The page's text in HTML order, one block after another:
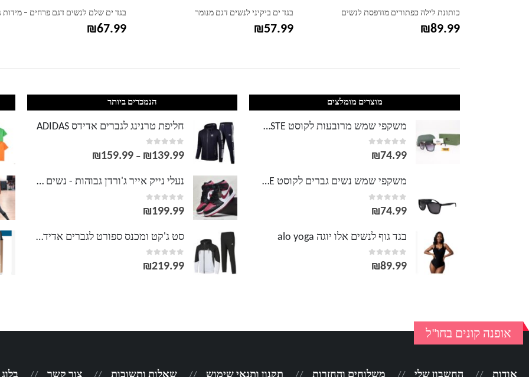
כותונת לילה כפתורים מודפסת לנשים
₪89.99
בגד ים ביקיני לנשים דגם מנומר
₪57.99
בגד ים שלם לנשים דגם פרחים – מידות
₪67.99
מוצרים מומלצים
משקפי שמש מרובעות לקוסט LACOSTE
0
out of 5
₪74.99
משקפי שמש נשים גברים לקוסט LACOSTE
0
out of 5
₪74.99
בגד גוף לנשים אלו יוגה alo yoga
0
out of 5
₪89.99
הנמכרים ביותר
חליפת טרנינג לגברים אדידס ADIDAS
0
out of 5
₪139.99
–
₪159.99
טווח
נעלי נייק אייר ג'ורדן גבוהות - נשים גברים NIKE AIR JORDAN
0
out of 5
₪199.99
סט ג'קט ומכנס ספורט לגברים אדידס ADIDAS
0
out of 5
₪219.99
אופנה קונים בחו"ל
אודות החשבון שלי משלוחים והחזרות תקנון ותנאי שימוש שאלות ותשובות צור קשר בלוג